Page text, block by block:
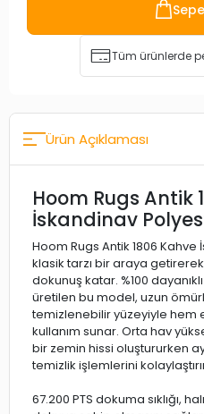
Tüm ürünlerde
Ürün Açıklaması
Hoom Rugs Antik
İskandinav
Hoom Rugs Antik 1806
klasik tarzı bir araya
dokunuş katar. %100
üretilen bu model, uzun
temizlenebilir yüzeyiyle hem
kullanım sunar. Orta hav
bir zemin hissi oluştururken
temizlik işlemlerini
67.200 PTS dokuma sıklığı,